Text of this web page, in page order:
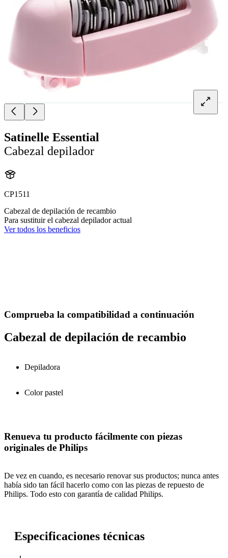
Satinelle Essential
Cabezal depilador
CP1511
Cabezal de depilación de recambio
Para sustituir el cabezal depilador actual
Ver todos los beneficios
Comprueba la compatibilidad a continuación
Cabezal de depilación de recambio
Depiladora
Color pastel
Renueva tu producto fácilmente con piezas
originales de Philips
De vez en cuando, es necesario renovar sus productos; nunca antes
había sido tan fácil hacerlo como con las piezas de repuesto de
Philips. Todo esto con garantía de calidad Philips.
Especificaciones técnicas